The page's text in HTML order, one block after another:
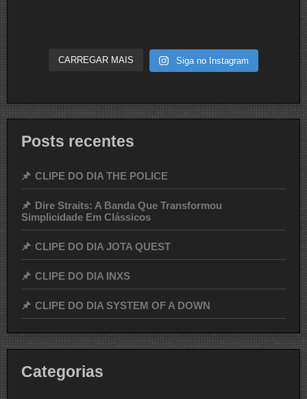
CARREGAR MAIS Siga no Instagram
Posts recentes
CLIPE DO DIA THE POLICE
Dire Straits: A Banda Que Transformou
Simplicidade Em Clássicos
CLIPE DO DIA JOTA QUEST
CLIPE DO DIA INXS
CLIPE DO DIA SYSTEM OF A DOWN
Categorias